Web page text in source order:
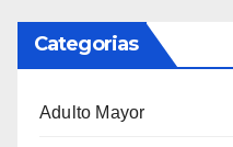
Categorias
Adulto Mayor